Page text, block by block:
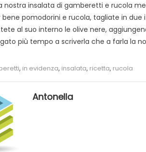
nostra insalata di gamberetti e rucola
pomodorini e rucola, tagliate in
al suo interno le olive nere,
più tempo a scriverla che a farla la
, in evidenza, insalata, ricetta, rucola
Antonella